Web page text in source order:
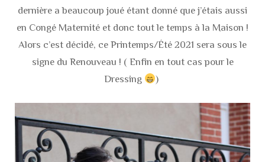
dernière a beaucoup joué étant donné que j’étais aussi
en Congé Maternité et donc tout le temps à la Maison !
Alors c’est décidé, ce Printemps/Été 2021 sera sous le
signe du Renouveau ! ( Enfin en tout cas pour le
Dressing
)